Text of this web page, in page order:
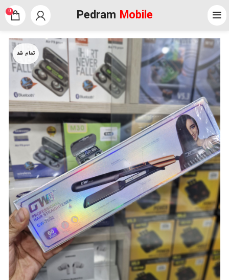
Pedram Mobile
0
تمام شد